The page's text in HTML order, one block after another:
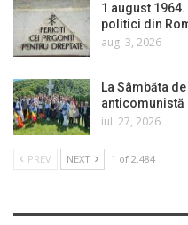
1 august
politici din
aug. 3, 2026
La Sâmbăta
anticomunistă
iul. 27, 2026
PREV NEXT 1 of 2.484